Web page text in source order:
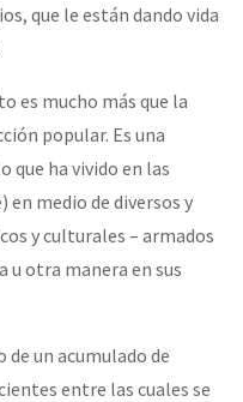
que le están dando vida
es mucho más que la
popular. Es una
que ha vivido en las
en medio de diversos y
y culturales – armados
u otra manera en sus
un acumulado de
entre las cuales se